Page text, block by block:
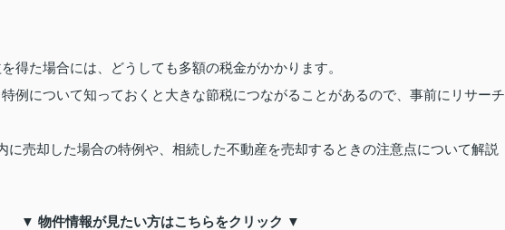
得た場合には、どうしても多額の税金がかかります。
例について知っておくと大きな節税につながることがあるので、事前にリサーチ
に売却した場合の特例や、相続した不動産を売却するときの注意点について解説
▼ 物件情報が見たい方はこちらをクリック ▼